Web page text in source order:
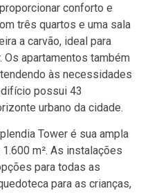
conforto e
três quartos e uma sala
a carvão, ideal para
apartamentos também
às necessidades
possui 43
urbano da cidade.
Tower é sua ampla
m². As instalações
para todas as
para as crianças,